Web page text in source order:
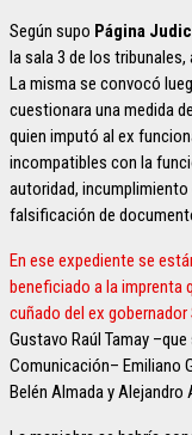
Según supo Página
la sala 3 de los
La misma se convocó
cuestionara una medida
quien imputó al ex
incompatibles con la
autoridad,
falsificación de
En ese expediente se
beneficiado a la imprenta
cuñado del ex gobernador
Gustavo Raúl Tamay
Comunicación– Emiliano
Belén Almada y Alejandro